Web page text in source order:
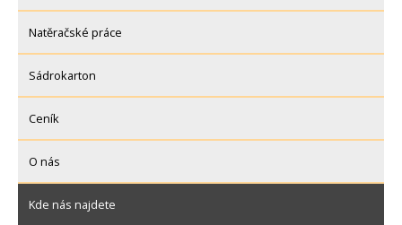
Natěračské práce
Sádrokarton
Ceník
O nás
Kde nás najdete